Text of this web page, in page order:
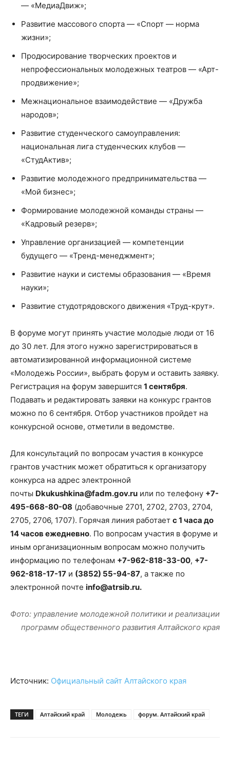
— «МедиаДвиж»;
Развитие массового спорта — «Спорт — норма
жизни»;
Продюсирование творческих проектов и
непрофессиональных молодежных театров — «Арт-
продвижение»;
Межнациональное взаимодействие — «Дружба
народов»;
Развитие студенческого самоуправления:
национальная лига студенческих клубов —
«СтудАктив»;
Развитие молодежного предпринимательства —
«Мой бизнес»;
Формирование молодежной команды страны —
«Кадровый резерв»;
Управление организацией — компетенции
будущего — «Тренд-менеджмент»;
Развитие науки и системы образования — «Время
науки»;
Развитие студотрядовского движения «Труд-крут».
В форуме могут принять участие молодые люди от 16
до 30 лет. Для этого нужно зарегистрироваться в
автоматизированной информационной системе
«Молодежь России», выбрать форум и оставить заявку.
Регистрация на форум завершится 1 сентября.
Подавать и редактировать заявки на конкурс грантов
можно по 6 сентября. Отбор участников пройдет на
конкурсной основе, отметили в ведомстве.
Для консультаций по вопросам участия в конкурсе
грантов участник может обратиться к организатору
конкурса на адрес электронной
почты Dkukushkina@fadm.gov.ru или по телефону +7-
495-668-80-08 (добавочные 2701, 2702, 2703, 2704,
2705, 2706, 1707). Горячая линия работает с 1 часа до
14 часов ежедневно. По вопросам участия в форуме и
иным организационным вопросам можно получить
информацию по телефонам +7-962-818-33-00, +7-
962-818-17-17 и (3852) 55-94-87, а также по
электронной почте info@atrsib.ru.
Фото: управление молодежной политики и реализации
программ общественного развития Алтайского края
Источник: Официальный сайт Алтайского края
ТЕГИ Алтайский край Молодежь форум. Алтайский край